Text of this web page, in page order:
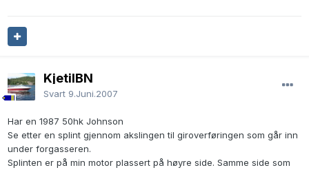
KjetilBN
Svart 9.Juni.2007
Har en 1987 50hk Johnson
Se etter en splint gjennom akslingen til giroverføringen som går inn
under forgasseren.
Splinten er på min motor plassert på høyre side. Samme side som